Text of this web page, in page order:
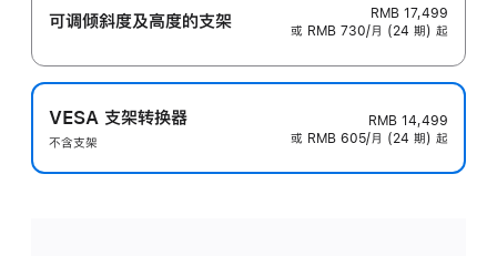
可调倾斜度及高‍度的支‍架
RMB 17,499
或 RMB 730/月 (24 期) 起
VESA 支架转换器
不含支架
RMB 14,499
或 RMB 605/月 (24 期) 起